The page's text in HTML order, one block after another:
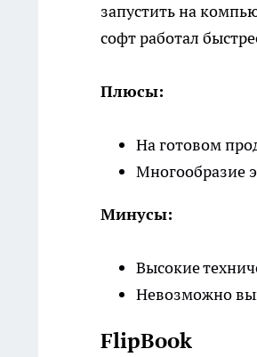
запустить на
софт работал
Плюсы:
На готовом
Многообразие
Минусы:
Высокие
Невозможно
FlipBook